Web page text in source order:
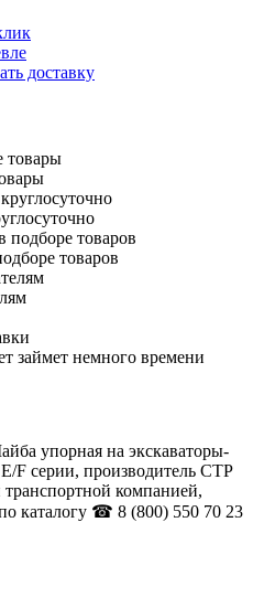
доставку
товаров
займет немного времени
упорная на экскаваторы-
F серии, производитель CTP
компанией,
каталогу ☎ 8 (800) 550 70 23